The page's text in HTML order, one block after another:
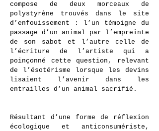
compose de deux morceaux de
polystyrène trouvés dans le site
d’enfouissement : l’un témoigne du
passage d’un animal par l’empreinte
de son sabot et l’autre celle de
l’écriture de l’artiste qui a
poinçonné cette question, relevant
de l’ésotérisme lorsque les devins
lisaient l’avenir dans les
entrailles d’un animal sacrifié.
Résultant d’une forme de réflexion
écologique et anticonsumériste,